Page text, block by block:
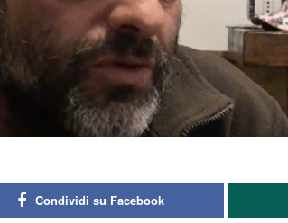
Condividi su Facebook